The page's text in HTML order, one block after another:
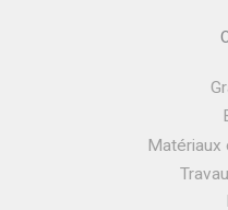
Matériaux